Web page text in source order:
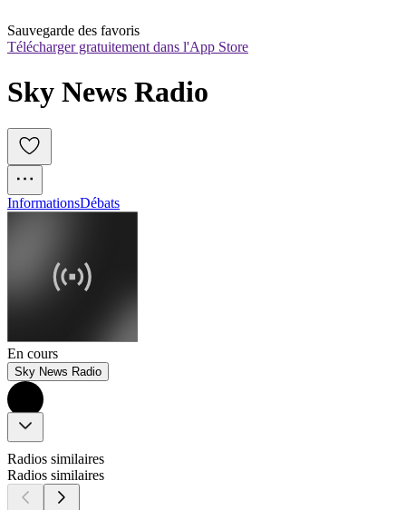
Sauvegarde des favoris
Télécharger gratuitement dans l'App Store
Sky News Radio
InformationsDébats
En cours
Sky News Radio
Radios similaires
Radios similaires